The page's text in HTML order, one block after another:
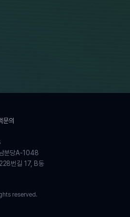
문의
분당A-1048
번길 17, B동
reserved.